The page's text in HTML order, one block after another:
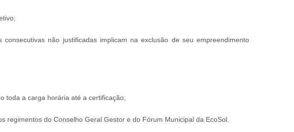
não justificadas implicam na exclusão de seu empreendimento
toda a carga horária até a certificação;
do Conselho Geral Gestor e do Fórum Municipal da EcoSol.